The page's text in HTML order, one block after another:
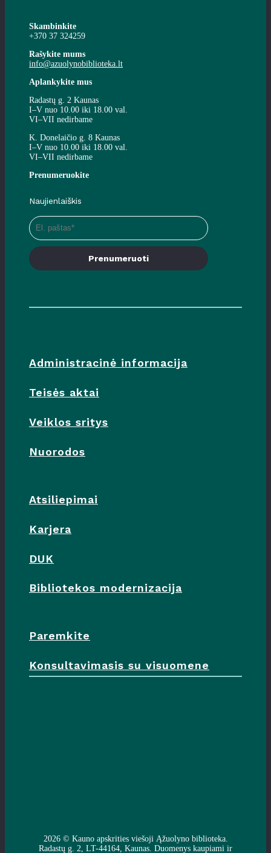
Skambinkite
+370 37 324259
Rašykite mums
info@azuolynobiblioteka.lt
Aplankykite mus
Radastų g. 2 Kaunas
I–V nuo 10.00 iki 18.00 val.
VI–VII nedirbame
K. Donelaičio g. 8 Kaunas
I–V nuo 10.00 iki 18.00 val.
VI–VII nedirbame
Prenumeruokite
Naujienlaiškis
Prenumeruoti
Administracinė informacija
Teisės aktai
Veiklos sritys
Nuorodos
Atsiliepimai
Karjera
DUK
Bibliotekos modernizacija
Paremkite
Konsultavimasis su visuomene
2026 © Kauno apskrities viešoji Ąžuolyno biblioteka.
Radastų g. 2, LT-44164, Kaunas. Duomenys kaupiami ir